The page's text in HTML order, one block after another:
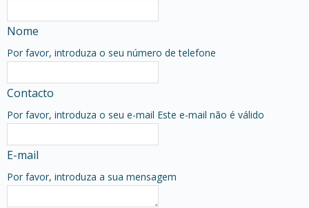
Nome
Por favor, introduza o seu número de telefone
Contacto
Por favor, introduza o seu e-mail Este e-mail não é válido
E-mail
Por favor, introduza a sua mensagem